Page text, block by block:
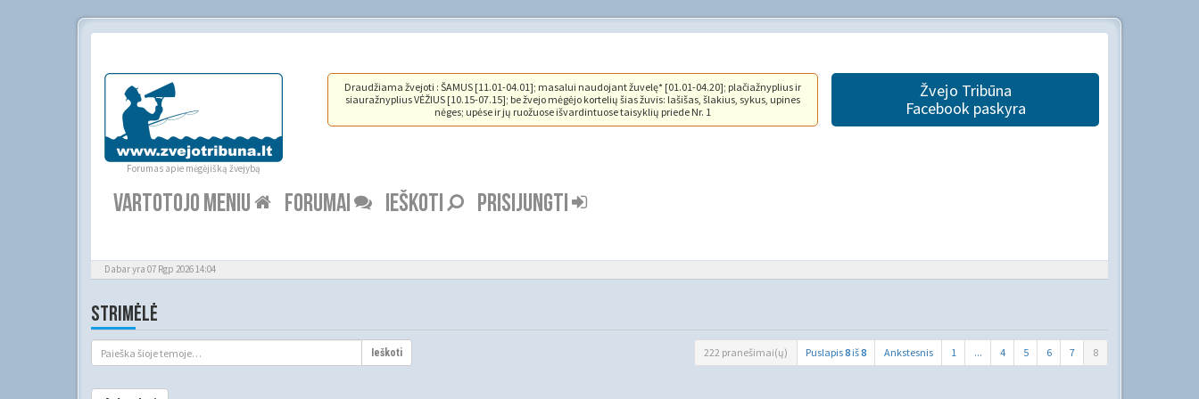
Forumas apie mėgėjišką žvejybą
Draudžiama žvejoti : ŠAMUS [11.01-04.01]; masalui naudojant žuvelę* [01.01-04.20]; plačiažnyplius ir
siauražnyplius VĖŽIUS [10.15-07.15]; be žvejo mėgėjo kortelių šias žuvis: lašišas, šlakius, sykus, upines
nėges; upėse ir jų ruožuose išvardintuose taisyklių priede Nr. 1
Žvejo Tribūna
Facebook paskyra
VARTOTOJO MENIU FORUMAI IEŠKOTI PRISIJUNGTI
Dabar yra 07 Rgp 2026 14:04
STRIMĖLĖ
Ieškoti 222 pranešimai(ų) Puslapis8 iš8 Ankstesnis 1 ... 4 5 6 7 8